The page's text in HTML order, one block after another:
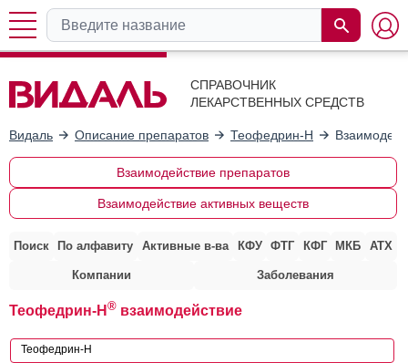
СПРАВОЧНИК
ЛЕКАРСТВЕННЫХ СРЕДСТВ
Видаль Описание препаратов Теофедрин-Н
Взаимодействие препаратов
Взаимодействие активных веществ
Поиск По алфавиту Активные в-ва КФУ ФТГ КФГ МКБ АТХ
Компании Заболевания
Теофедрин-Н ® взаимодействие